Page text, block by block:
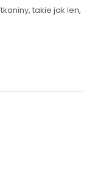
takie jak len,